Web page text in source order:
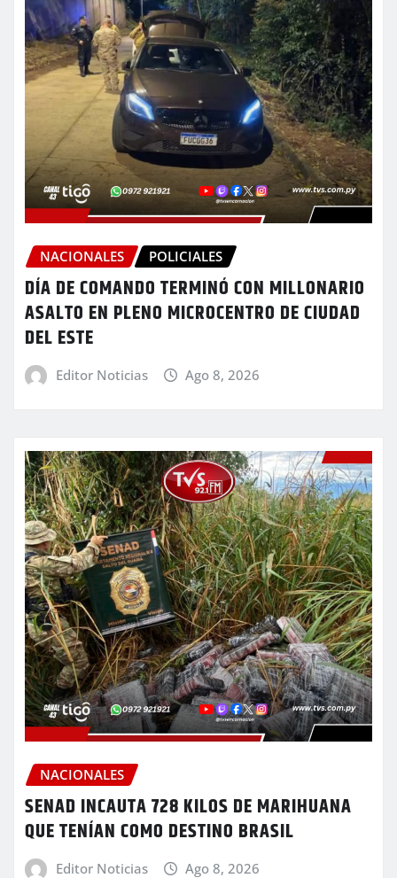
NACIONALES POLICIALES
DÍA DE COMANDO TERMINÓ CON MILLONARIO
ASALTO EN PLENO MICROCENTRO DE CIUDAD
DEL ESTE
Editor Noticias Ago 8, 2026
NACIONALES
SENAD INCAUTA 728 KILOS DE MARIHUANA
QUE TENÍAN COMO DESTINO BRASIL
Editor Noticias Ago 8, 2026